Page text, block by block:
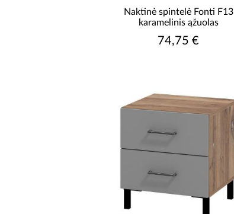
GYLIS [CM]
AUKŠTIS [CM]
Naktinė spintelė Fonti F13
karamelinis ąžuolas
74,75 €